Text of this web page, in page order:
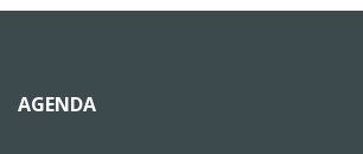
AGENDA